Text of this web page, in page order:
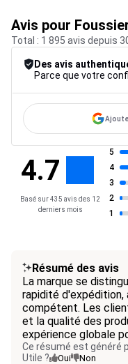
Avis pour
Total : 1 895 avis depuis
Des avis
4.7
Basé sur 435 avis des 12
derniers mois
5
4
3
2
1
Résumé des avis
La marque se
rapidité
compétent. Les
et la qualité des
expérience globale
Ce résumé est généré
Utile ?
Oui Non